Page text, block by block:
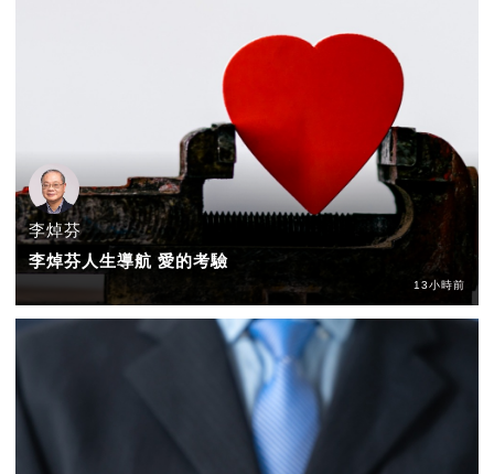
李焯芬
李焯芬人生導航 愛的考驗
13小時前